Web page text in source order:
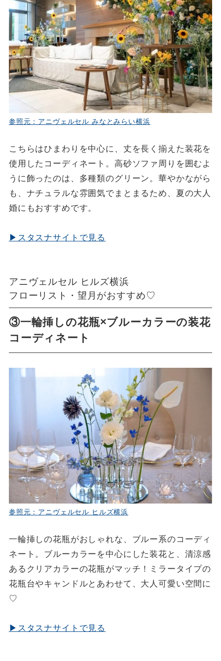
参照元：アニヴェルセル みなとみらい横浜
こちらはひまわりを中心に、丈を長く揃えた装花を
使用したコーディネート。高砂ソファ周りを囲むよ
うに飾ったのは、多種類のグリーン。華やかながら
も、ナチュラルな雰囲気でまとまるため、夏の大人
婚にもおすすめです。
▶スタスナサイトで見る
アニヴェルセル ヒルズ横浜
フローリスト・望月がおすすめ♡
③一輪挿しの花瓶×ブルーカラーの装花
コーディネート
参照元：アニヴェルセル ヒルズ横浜
一輪挿しの花瓶がおしゃれな、ブルー系のコーディ
ネート。ブルーカラーを中心にした装花と、清涼感
あるクリアカラーの花瓶がマッチ！ミラータイプの
花瓶台やキャンドルとあわせて、大人可愛い空間に
♡
▶スタスナサイトで見る